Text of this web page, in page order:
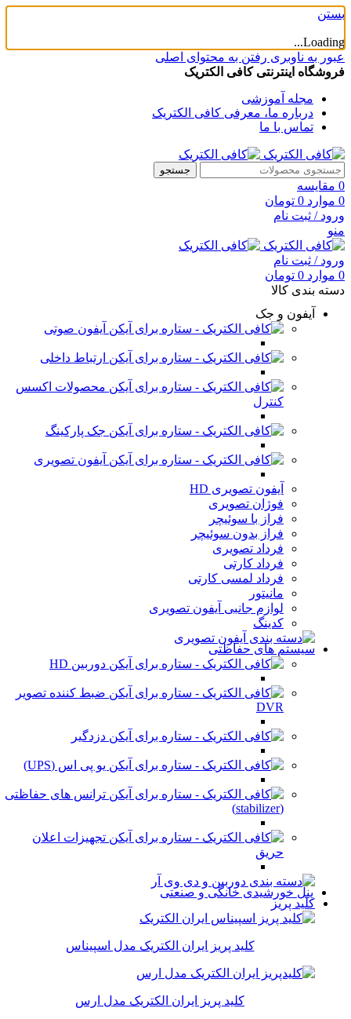
بستن
Loading...
عبور به ناوبری رفتن به محتوای اصلی
فروشگاه اینترنتی کافی الکتریک
مجله آموزشی
درباره ما، معرفی کافی الکتریک
تماس با ما
جستجو
0 مقایسه
0 موارد 0 تومان
ورود / ثبت نام
منو
ورود / ثبت نام
0 موارد 0 تومان
دسته بندی کالا
آیفون و جک
آیفون صوتی
ارتباط داخلی
محصولات اکسس
کنترل
جک پارکینگ
آیفون تصویری
آیفون تصویری HD
فوژان تصویری
فراز با سوئیچر
فراز بدون سوئیچر
فرداد تصویری
فرداد کارتی
فرداد لمسی کارتی
مانیتور
لوازم جانبی آیفون تصویری
کدینگ
سیستم های حفاظتی
دوربین HD
ضبط کننده تصویر
DVR
دزدگیر
یو پی اس (UPS)
ترانس های حفاظتی
(stabilizer)
تجهیزات اعلان
حریق
پنل خورشیدی خانگی و صنعتی
کلید پریز
کلید پریز ایران الکتریک مدل اسپیناس
کلید پریز ایران الکتریک مدل ارس